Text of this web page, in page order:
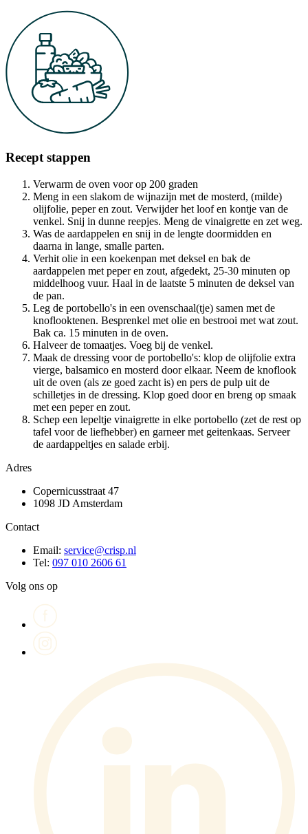
Recept stappen
Verwarm de oven voor op 200 graden
Meng in een slakom de wijnazijn met de mosterd, (milde)
olijfolie, peper en zout. Verwijder het loof en kontje van de
venkel. Snij in dunne reepjes. Meng de vinaigrette en zet weg.
Was de aardappelen en snij in de lengte doormidden en
daarna in lange, smalle parten.
Verhit olie in een koekenpan met deksel en bak de
aardappelen met peper en zout, afgedekt, 25-30 minuten op
middelhoog vuur. Haal in de laatste 5 minuten de deksel van
de pan.
Leg de portobello's in een ovenschaal(tje) samen met de
knoflooktenen. Besprenkel met olie en bestrooi met wat zout.
Bak ca. 15 minuten in de oven.
Halveer de tomaatjes. Voeg bij de venkel.
Maak de dressing voor de portobello's: klop de olijfolie extra
vierge, balsamico en mosterd door elkaar. Neem de knoflook
uit de oven (als ze goed zacht is) en pers de pulp uit de
schilletjes in de dressing. Klop goed door en breng op smaak
met een peper en zout.
Schep een lepeltje vinaigrette in elke portobello (zet de rest op
tafel voor de liefhebber) en garneer met geitenkaas. Serveer
de aardappeltjes en salade erbij.
Adres
Copernicusstraat 47
1098 JD Amsterdam
Contact
Email: service@crisp.nl
Tel: 097 010 2606 61
Volg ons op